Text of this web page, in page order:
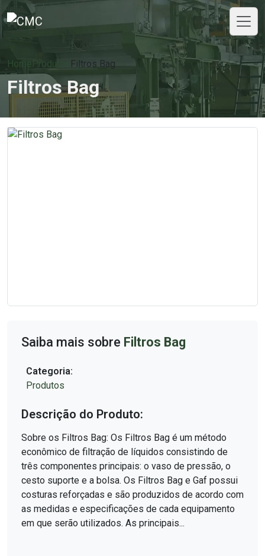
Home Produtos Filtros Bag
Filtros Bag
Saiba mais sobre Filtros Bag
Categoria:
Produtos
Descrição do Produto:
Sobre os Filtros Bag: Os Filtros Bag é um método
econômico de filtração de líquidos consistindo de
três componentes principais: o vaso de pressão, o
cesto suporte e a bolsa. Os Filtros Bag e Gaf possui
costuras reforçadas e são produzidos de acordo com
as medidas e especificações de cada equipamento
em que serão utilizados. As principais...